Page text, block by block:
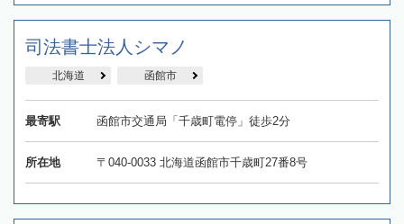
司法書士法人シマノ
北海道 函館市
最寄駅 函館市交通局「千歳町電停」徒歩2分
所在地 〒040-0033 北海道函館市千歳町27番8号